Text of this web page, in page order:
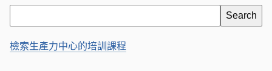
檢索生產力中心的培訓課程